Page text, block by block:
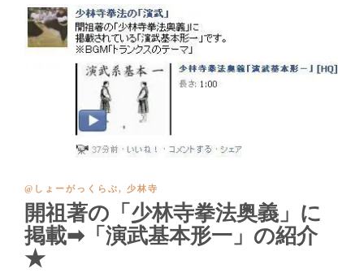
@しょーがっくらぶ, 少林寺
開祖著の「少林寺拳法奥義」に
掲載➡「演武基本形一」の紹介
★